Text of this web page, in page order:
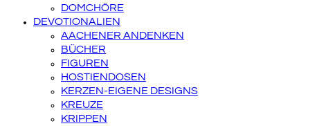
DOMCHÖRE
DEVOTIONALIEN
AACHENER ANDENKEN
BÜCHER
FIGUREN
HOSTIENDOSEN
KERZEN-EIGENE DESIGNS
KREUZE
KRIPPEN